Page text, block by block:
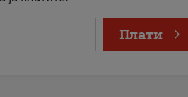
Плати